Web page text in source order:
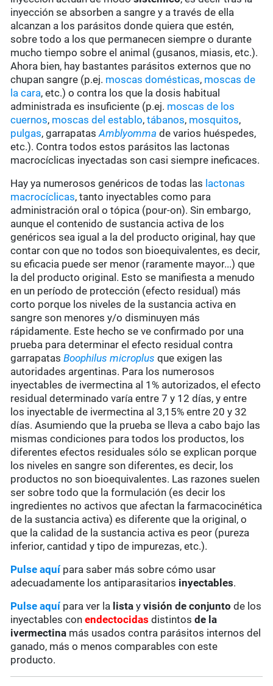
inyección se absorben a sangre y a través de ella
alcanzan a los parásitos donde quiera que estén,
sobre todo a los que permanecen siempre o durante
mucho tiempo sobre el animal (gusanos, miasis, etc.).
Ahora bien, hay bastantes parásitos externos que no
chupan sangre (p.ej. moscas domésticas, moscas de
la cara, etc.) o contra los que la dosis habitual
administrada es insuficiente (p.ej. moscas de los
cuernos, moscas del establo,tábanos, mosquitos,
pulgas, garrapatasAmblyomma de varios huéspedes,
etc.). Contra todos estos parásitos las lactonas
macrocíclicas inyectadas son casi siempre ineficaces.
Hay ya numerosos genéricos de todas las lactonas
macrocíclicas, tanto inyectables como para
administración oral o tópica (pour-on). Sin embargo,
aunque el contenido de sustancia activa de los
genéricos sea igual a la del producto original, hay que
contar con que no todos son bioequivalentes, es decir,
su eficacia puede ser menor (raramente mayor...) que
la del producto original. Esto se manifiesta a menudo
en un período de protección (efecto residual) más
corto porque los niveles de la sustancia activa en
sangre son menores y/o disminuyen más
rápidamente. Este hecho se ve confirmado por una
prueba para determinar el efecto residual contra
garrapatasBoophilus microplus que exigen las
autoridades argentinas. Para los numerosos
inyectables de ivermectina al 1% autorizados, el efecto
residual determinado varía entre 7 y 12 días, y entre
los inyectable de ivermectina al 3,15% entre 20 y 32
días. Asumiendo que la prueba se lleva a cabo bajo las
mismas condiciones para todos los productos, los
diferentes efectos residuales sólo se explican porque
los niveles en sangre son diferentes, es decir, los
productos no son bioequivalentes. Las razones suelen
ser sobre todo que la formulación (es decir los
ingredientes no activos que afectan la farmacocinética
de la sustancia activa) es diferente que la original, o
que la calidad de la sustancia activa es peor (pureza
inferior, cantidad y tipo de impurezas, etc.).
Pulse aquípara saber más sobre cómo usar
adecuadamente los antiparasitarios inyectables.
Pulse aquí para ver la lista yvisión de conjunto de los
inyectables conendectocidas distintos de la
ivermectina más usados contra parásitos internos del
ganado, más o menos comparables con este
producto.